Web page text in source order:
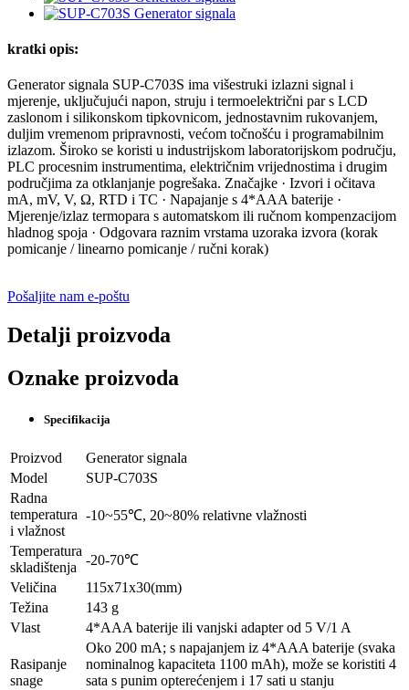
kratki opis:
Generator signala SUP-C703S ima višestruki izlazni signal i
mjerenje, uključujući napon, struju i termoelektrični par s LCD
zaslonom i silikonskom tipkovnicom, jednostavnim rukovanjem,
duljim vremenom pripravnosti, većom točnošću i programabilnim
izlazom. Široko se koristi u industrijskom laboratorijskom području,
PLC procesnim instrumentima, električnim vrijednostima i drugim
područjima za otklanjanje pogrešaka. Značajke · Izvori i očitava
mA, mV, V, Ω, RTD i TC · Napajanje s 4*AAA baterije ·
Mjerenje/izlaz termopara s automatskom ili ručnom kompenzacijom
hladnog spoja · Odgovara raznim vrstama uzoraka izvora (korak
pomicanje / linearno pomicanje / ručni korak)
Pošaljite nam e-poštu
Detalji proizvoda
Oznake proizvoda
Specifikacija
Proizvod
Generator signala
Model
SUP-C703S
Radna
temperatura
i vlažnost
-10~55℃, 20~80% relativne vlažnosti
Temperatura
skladištenja
-20-70℃
Veličina
115x71x30(mm)
Težina
143 g
Vlast
4*AAA baterije ili vanjski adapter od 5 V/1 A
Rasipanje
snage
Oko 200 mA; s napajanjem iz 4*AAA baterije (svaka
nominalnog kapaciteta 1100 mAh), može se koristiti 4
sata s punim opterećenjem i 17 sati u stanju